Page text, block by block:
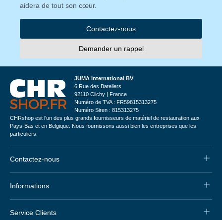
aidera de tout son cœur.
Contactez-nous
Demander un rappel
JUMA International BV
6 Rue des Bateliers
92110 Clichy | France
Numéro de TVA : FR59815313275
Numéro Siren : 815313275
CHRshop est l'un des plus grands fournisseurs de matériel de restauration aux
Pays-Bas et en Belgique. Nous fournissons aussi bien les entreprises que les
particuliers.
Contactez-nous
Informations
Service Clients